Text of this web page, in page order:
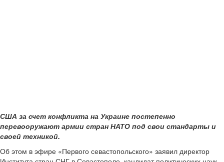
США за счет конфликта на Украине постепенно
перевооружают армии стран НАТО под свои стандарты и
своей техникой.
Об этом в эфире «Первого севастопольского» заявил директор